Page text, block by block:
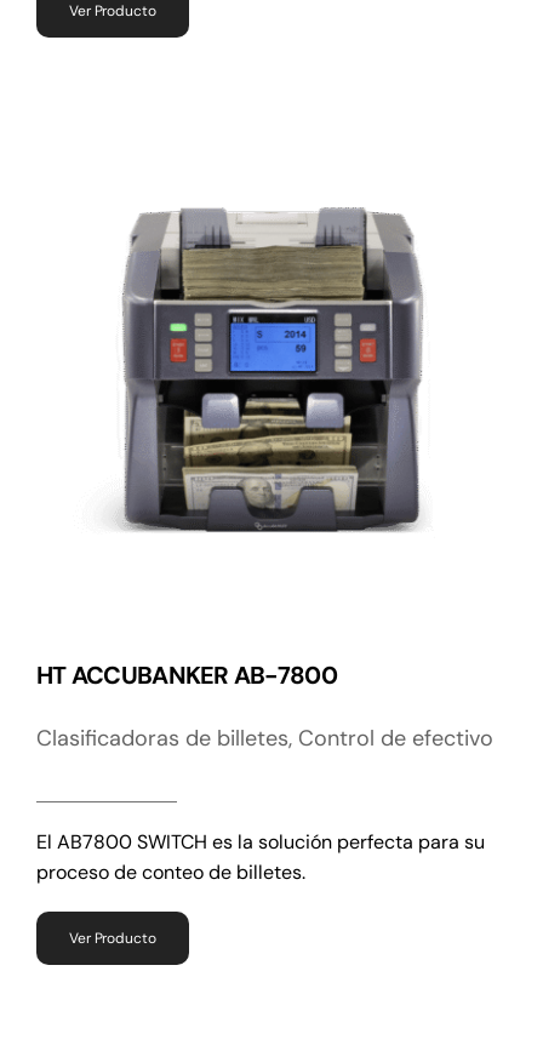
Ver Producto
HT ACCUBANKER AB-7800
Clasificadoras de billetes, Control de efectivo
El AB7800 SWITCH es la solución perfecta para su
proceso de conteo de billetes.
Ver Producto